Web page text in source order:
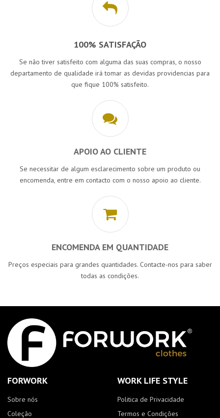
100% SATISFAÇÃO
Se não tiver satisfeito com alguma das suas compras, o nosso
departamento de qualidade irá tomar as devidas providencias para
que fique 100% satisfeito.
APOIO AO CLIENTE
Se necessitar de algum esclarecimento sobre um produto ou
encomenda, entre em contacto com o nosso apoio ao cliente.
ENCOMENDA EM QUANTIDADE
Preços especiais para grandes quantidades. Contacte-nos para saber
todas as condições.
FORWORK
Sobre nós
Coleção
WORK LIFE STYLE
Politica de Privacidade
Termos e Condições